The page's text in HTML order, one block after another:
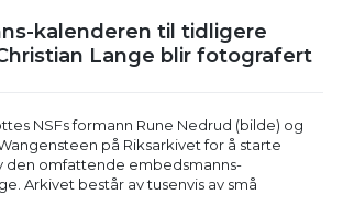
kalenderen til tidligere
Lange blir fotografert
NSFs formann Rune Nedrud (bilde) og
på Riksarkivet for å starte
den omfattende embedsmanns-
Arkivet består av tusenvis av små